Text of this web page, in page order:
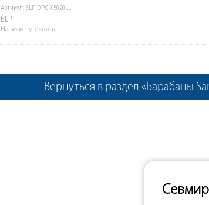
Артикул: ELP-OPC-X5020LL
ELP
Наличие: уточнить
Вернуться в раздел «Барабаны
Севмир